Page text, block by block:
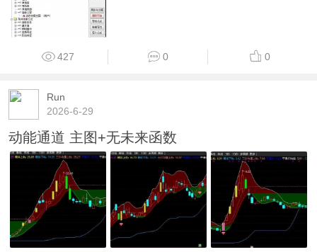
427 0 0
Run
2026-6-29
动能通道 主图+无未来函数